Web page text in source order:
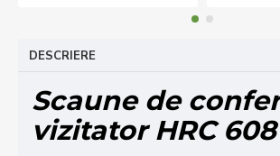
DESCRIERE
Scaune de
vizitator HRC